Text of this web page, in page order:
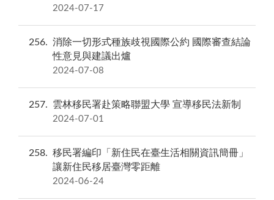
2024-07-17
256
消除一切形式種族歧視國際公約 國際審查結論
性意見與建議出爐
2024-07-08
257 雲林移民署赴策略聯盟大學 宣導移民法新制
2024-07-01
258
移民署編印「新住民在臺生活相關資訊簡冊」
讓新住民移居臺灣零距離
2024-06-24